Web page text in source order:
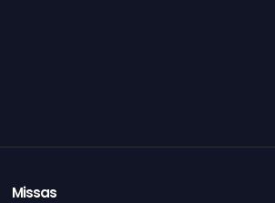
Missas